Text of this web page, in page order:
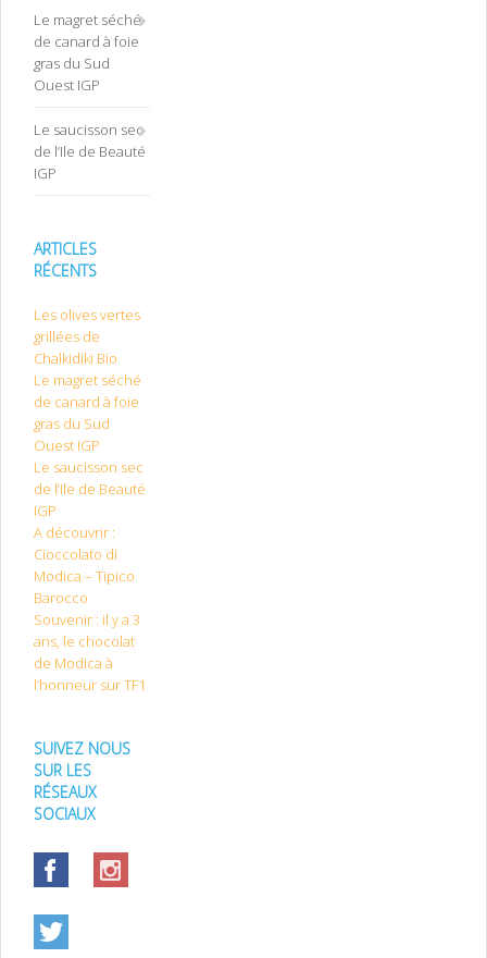
Le magret séché
de canard à foie
gras du Sud
Ouest IGP
Le saucisson sec
de l’Ile de Beauté
IGP
ARTICLES
RÉCENTS
Les olives vertes
grillées de
Chalkidiki Bio
Le magret séché
de canard à foie
gras du Sud
Ouest IGP
Le saucisson sec
de l’Ile de Beauté
IGP
A découvrir :
Cioccolato di
Modica – Tipico
Barocco
Souvenir : il y a 3
ans, le chocolat
de Modica à
l’honneur sur TF1
SUIVEZ NOUS
SUR LES
RÉSEAUX
SOCIAUX